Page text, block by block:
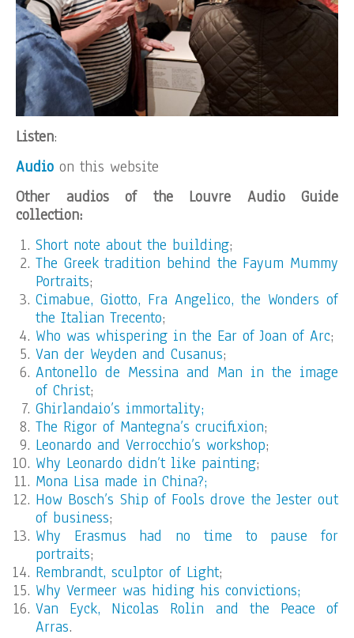
Listen:
Audio on this website
Other audios of the Louvre Audio Guide
collection:
Short note about the building;
The Greek tradition behind the Fayum Mummy
Portraits;
Cimabue, Giotto, Fra Angelico, the Wonders of
the Italian Trecento;
Who was whispering in the Ear of Joan of Arc;
Van der Weyden and Cusanus;
Antonello de Messina and Man in the image
of Christ;
Ghirlandaio’s immortality;
The Rigor of Mantegna’s crucifixion;
Leonardo and Verrocchio’s workshop;
Why Leonardo didn’t like painting;
Mona Lisa made in China?;
How Bosch’s Ship of Fools drove the Jester out
of business;
Why Erasmus had no time to pause for
portraits;
Rembrandt, sculptor of Light;
Why Vermeer was hiding his convictions;
Van Eyck, Nicolas Rolin and the Peace of
Arras.